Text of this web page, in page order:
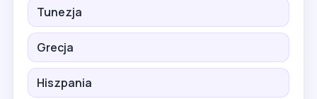
Tunezja
Grecja
Hiszpania